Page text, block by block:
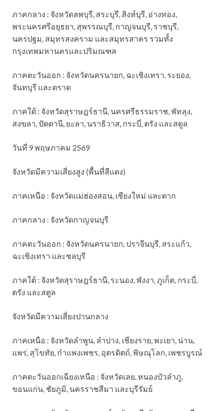
ภาคกลาง : จังหวัดลพบุรี, สระบุรี, สิงห์บุรี, อ่างทอง,
พระนครศรีอยุธยา, สุพรรณบุรี, กาญจนบุรี, ราชบุรี,
นครปฐม, สมุทรสงคราม และสมุทรสาคร รวมทั้ง
กรุงเทพมหานครและปริมณฑล
ภาคตะวันออก : จังหวัดนครนายก, ฉะเชิงเทรา, ระยอง,
จันทบุรี และตราด
ภาคใต้ : จังหวัดสุราษฎร์ธานี, นครศรีธรรมราช, พัทลุง,
สงขลา, ปัตตานี, ยะลา, นราธิวาส, กระบี่, ตรัง และสตูล
วันที่ 9 พฤษภาคม 2569
จังหวัดมีความเสี่ยงสูง (พื้นที่สีแดง)
ภาคเหนือ : จังหวัดแม่ฮ่องสอน, เชียงใหม่ และตาก
ภาคกลาง : จังหวัดกาญจนบุรี
ภาคตะวันออก : จังหวัดนครนายก, ปราจีนบุรี, สระแก้ว,
ฉะเชิงเทรา และชลบุรี
ภาคใต้ : จังหวัดสุราษฎร์ธานี, ระนอง, พังงา, ภูเก็ต, กระบี่,
ตรัง และสตูล
จังหวัดมีความเสี่ยงปานกลาง
ภาคเหนือ : จังหวัดลำพูน, ลำปาง, เชียงราย, พะเยา, น่าน,
แพร่, สุโขทัย, กำแพงเพชร, อุตรดิตถ์, พิษณุโลก, เพชรบูรณ์
ภาคตะวันออกเฉียงเหนือ : จังหวัดเลย, หนองบัวลำภู,
ขอนแก่น, ชัยภูมิ, นครราชสีมา และบุรีรัมย์